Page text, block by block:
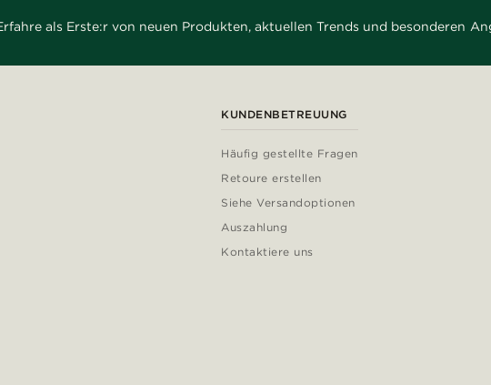
als Erste:r von neuen Produkten, aktuellen Trends und besonderen
KUNDENBETREUUNG
Häufig gestellte Fragen
Retoure erstellen
Siehe Versandoptionen
Auszahlung
Kontaktiere uns